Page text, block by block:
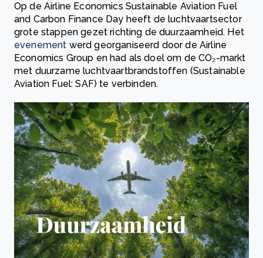
Op de Airline Economics Sustainable Aviation Fuel
and Carbon Finance Day heeft de luchtvaartsector
grote stappen gezet richting de duurzaamheid. Het
evenement werd georganiseerd door de Airline
Economics Group en had als doel om de CO₂-markt
met duurzame luchtvaartbrandstoffen (Sustainable
Aviation Fuel: SAF) te verbinden.